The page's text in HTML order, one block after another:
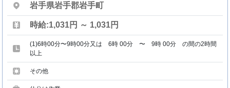
岩手県岩手郡岩手町
時給:1,031円 ～ 1,031円
(1)6時00分〜9時00分又は 6時 00分 〜 9時 00分 の間の2時間
以上
その他